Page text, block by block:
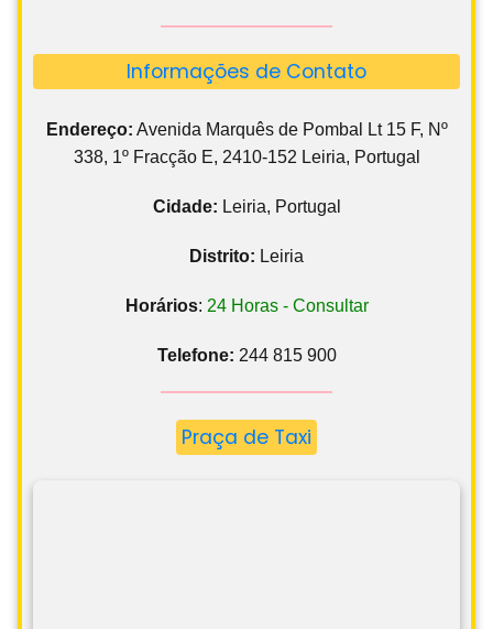
Informações de Contato
Endereço: Avenida Marquês de Pombal Lt 15 F, Nº
338, 1º Fracção E, 2410-152 Leiria, Portugal
Cidade: Leiria, Portugal
Distrito: Leiria
Horários: 24 Horas - Consultar
Telefone: 244 815 900
Praça de Taxi